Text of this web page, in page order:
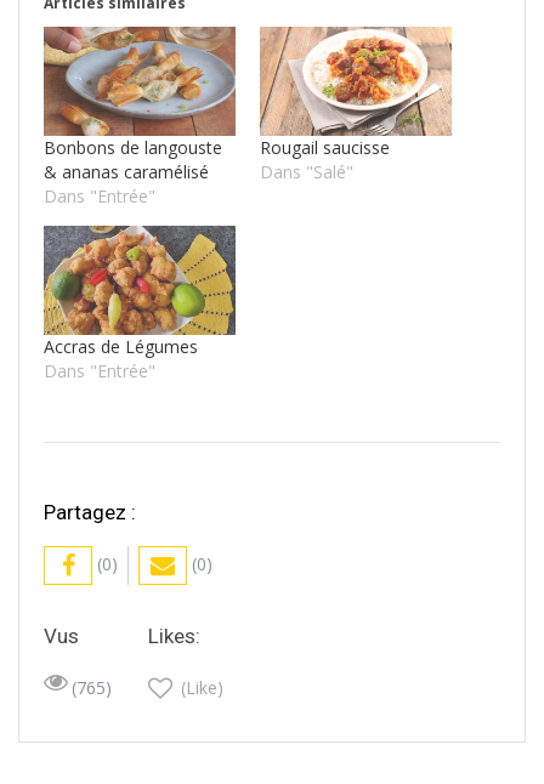
Bonbons de langouste
& ananas caramélisé
Dans "Entrée"
Rougail saucisse
Dans "Salé"
Accras de Légumes
Dans "Entrée"
Partagez :
(0) (0)
Vus
(765)
Likes:
(Like)